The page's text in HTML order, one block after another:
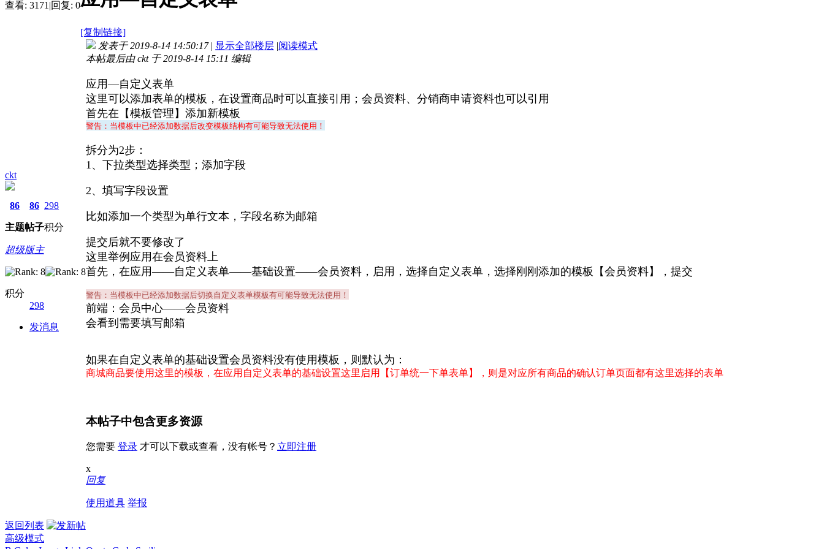
查看: 3171 |回复: 0
[复制链接]
ckt
86
主题
86
帖子
298
积分
超级版主
积分
298
发消息
发表于 2019-8-14 14:50:17 | 显示全部楼层 |阅读模式
本帖最后由 ckt 于 2019-8-14 15:11 编辑
应用—自定义表单
这里可以添加表单的模板，在设置商品时可以直接引用；会员资料、分销商申请资料也可以引用
首先在【模板管理】添加新模板
警告：当模板中已经添加数据后改变模板结构有可能导致无法使用！
拆分为2步：
1、下拉类型选择类型；添加字段
2、填写字段设置
比如添加一个类型为单行文本，字段名称为邮箱
提交后就不要修改了
这里举例应用在会员资料上
首先，在应用——自定义表单——基础设置——会员资料，启用，选择自定义表单，选择刚刚添加的模板【会员资料】，提交
警告：当模板中已经添加数据后切换自定义表单模板有可能导致无法使用！
前端：会员中心——会员资料
会看到需要填写邮箱
如果在自定义表单的基础设置会员资料没有使用模板，则默认为：
商城商品要使用这里的模板，在应用自定义表单的基础设置这里启用【订单统一下单表单】，则是对应所有商品的确认订单页面都有这里选择的表单
本帖子中包含更多资源
您需要 登录 才可以下载或查看，没有帐号？ 立即注册
x
回复
使用道具 举报
返回列表
高级模式